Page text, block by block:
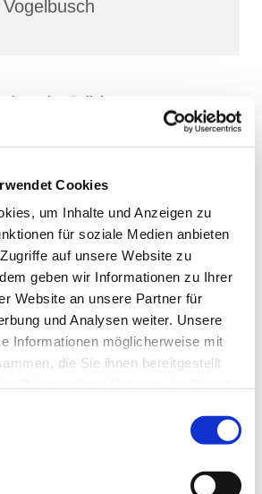
Cookies
um Inhalte und Anzeigen zu
für soziale Medien anbieten
auf unsere Website zu
geben wir Informationen zu Ihrer
Website an unsere Partner für
und Analysen weiter. Unsere
Informationen möglicherweise mit
die Sie ihnen bereitgestellt
mit möglicher